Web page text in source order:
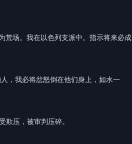
荒场。我在以色列支派中。指示将来必成
，我必将忿怒倒在他们身上，如水一
欺压，被审判压碎。